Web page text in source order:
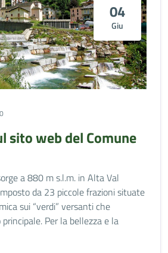
04
Giu
sito web del Comune
a 880 m s.l.m. in Alta Val
da 23 piccole frazioni situate
sui “verdi” versanti che
Per la bellezza e la